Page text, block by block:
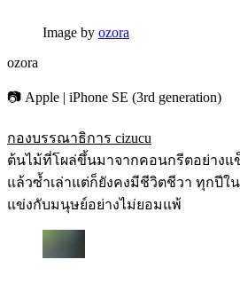
Image by ozora
ozora
📷 Apple | iPhone SE (3rd generation)
กองบรรณาธิการ cizucu
ต้นไม้ที่โผล่ขึ้นมาจากคอนกรีตอย่างแ
แล้วซ้ำเล่าแต่ก็ยังคงมีชีวิตชีวา ทุกปีใ
แข่งกับมนุษย์อย่างไม่ยอมแพ้